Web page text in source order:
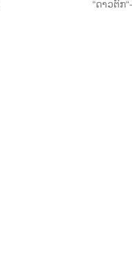
“ດາວຕົກ